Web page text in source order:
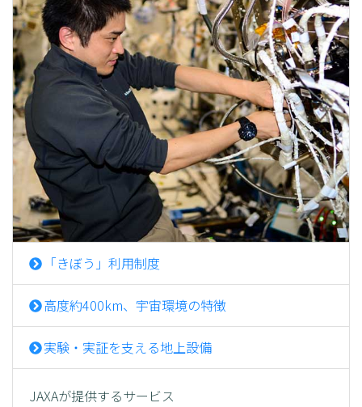
「きぼう」利用制度
高度約400km、宇宙環境の特徴
実験・実証を支える地上設備
JAXAが提供するサービス